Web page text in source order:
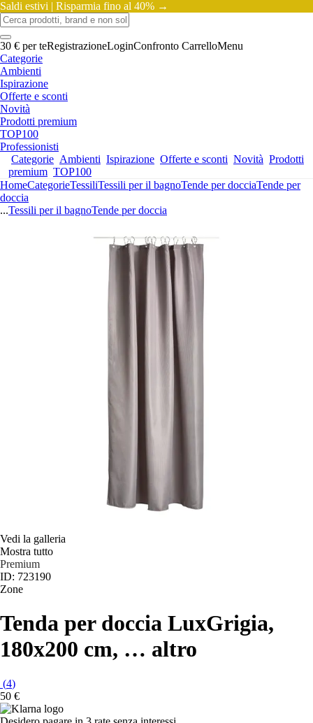
Saldi estivi | Risparmia fino al 40% →
30 € per teRegistrazioneLoginConfronto CarrelloMenu
Categorie
Ambienti
Ispirazione
Offerte e sconti
Novità
Prodotti premium
TOP100
Professionisti
Categorie Ambienti Ispirazione Offerte e sconti Novità Prodotti
premium TOP100
HomeCategorieTessiliTessili per il bagnoTende per docciaTende per
doccia
...Tessili per il bagnoTende per doccia
Vedi la galleria
Mostra tutto
Premium
ID: 723190
Zone
Tenda per doccia LuxGrigia,
180x200 cm, … altro
(4)
50 €